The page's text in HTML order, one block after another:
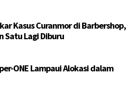
Kasus Curanmor di Barbershop,
Satu Lagi Diburu
ONE Lampaui Alokasi dalam